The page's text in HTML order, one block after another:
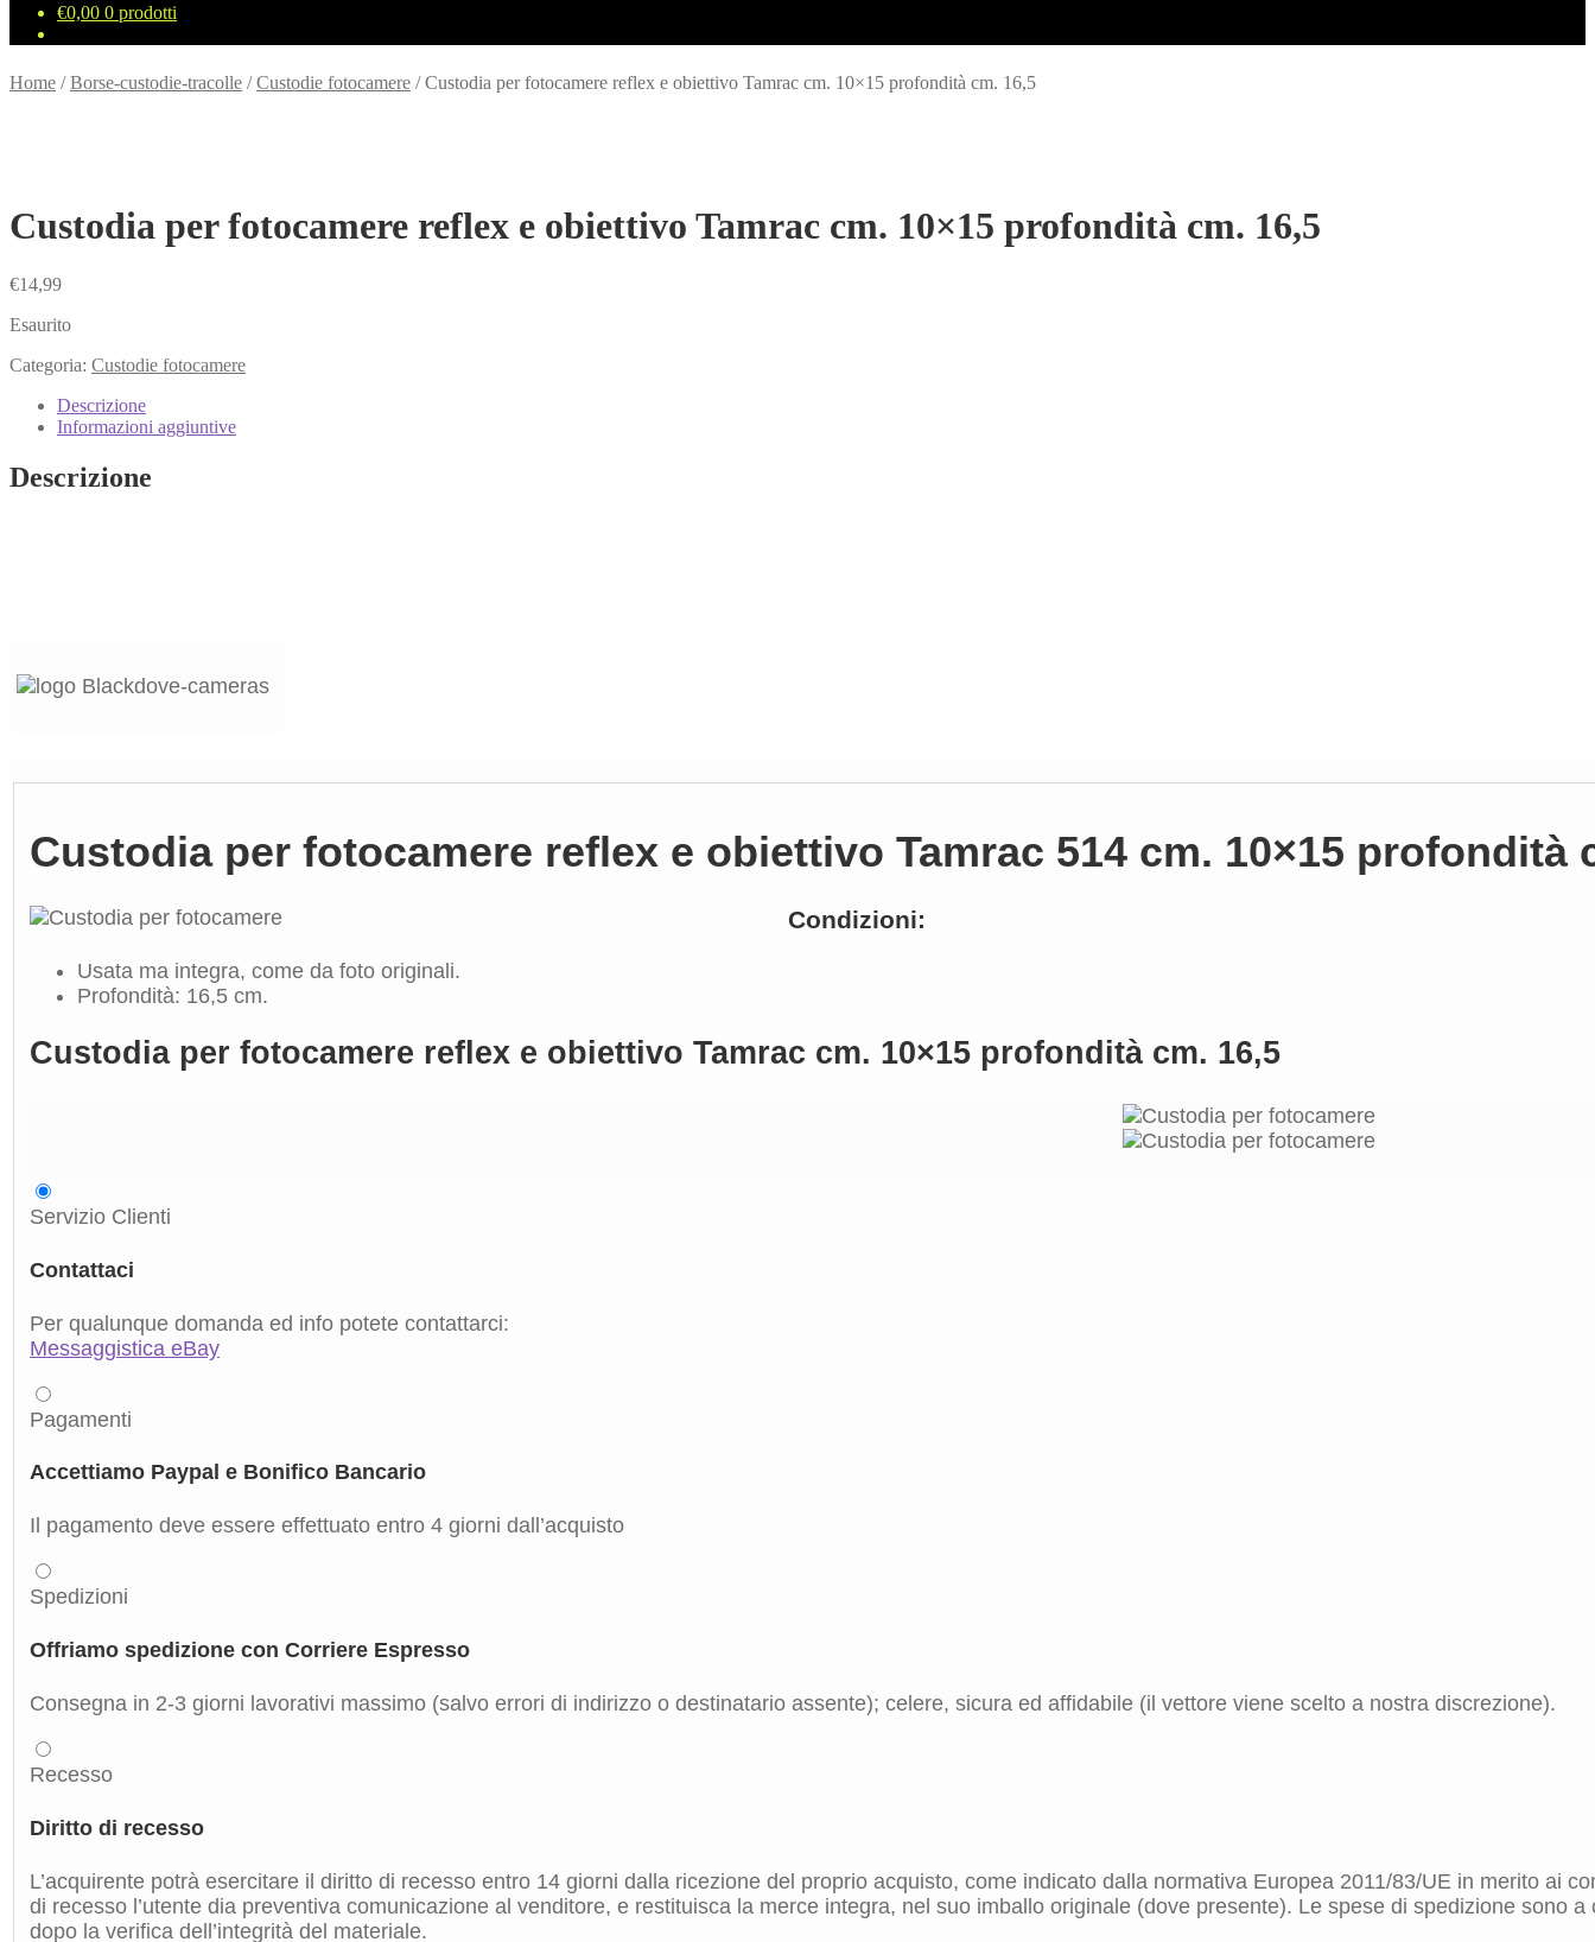
€0,00 0 prodotti
Home /Borse-custodie-tracolle /Custodie fotocamere /Custodia per fotocamere reflex e obiettivo Tamrac cm. 10×15 profondità cm. 16,5
Custodia per fotocamere reflex e obiettivo Tamrac cm. 10×15 profondità cm. 16,5
€14,99
Esaurito
Categoria: Custodie fotocamere
Descrizione
Informazioni aggiuntive
Descrizione
Custodia per fotocamere reflex e obiettivo Tamrac 514 cm. 10×15 profondità
Condizioni:
Usata ma integra, come da foto originali.
Profondità: 16,5 cm.
Custodia per fotocamere reflex e obiettivo Tamrac cm. 10×15 profondità cm. 16,5
Servizio Clienti
Contattaci
Per qualunque domanda ed info potete contattarci:
Messaggistica eBay
Pagamenti
Accettiamo Paypal e Bonifico Bancario
Il pagamento deve essere effettuato entro 4 giorni dall’acquisto
Spedizioni
Offriamo spedizione con Corriere Espresso
Consegna in 2-3 giorni lavorativi massimo (salvo errori di indirizzo o destinatario assente); celere, sicura ed affidabile (il vettore viene scelto a nostra discrezione).
Recesso
Diritto di recesso
L’acquirente potrà esercitare il diritto di recesso entro 14 giorni dalla ricezione del proprio acquisto, come indicato dalla normativa Europea 2011/83/UE in merito ai
di recesso l’utente dia preventiva comunicazione al venditore, e restituisca la merce integra, nel suo imballo originale (dove presente). Le spese di spedizione sono
dopo la verifica dell’integrità del materiale.